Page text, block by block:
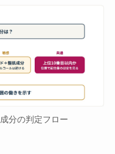
分の判定フロー